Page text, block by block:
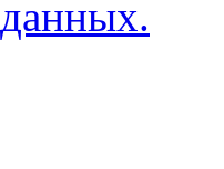
данных.